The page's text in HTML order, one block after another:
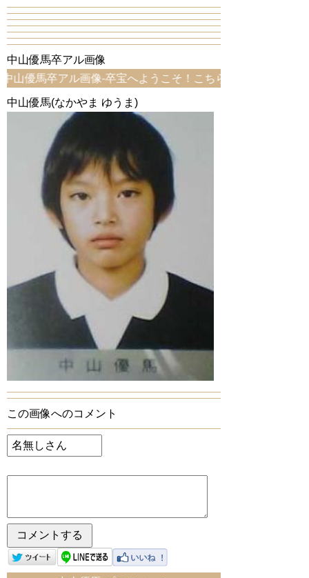
中山優馬卒アル画像
アル画像-卒宝へようこそ！こちらは、中山優馬卒アル画
中山優馬(なかやま ゆうま)
この画像へのコメント